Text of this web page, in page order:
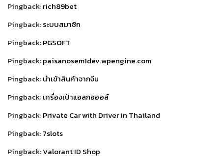
Pingback:rich89bet
Pingback:ระบบสมาชิก
Pingback:PGSOFT
Pingback:paisanosem1dev.wpengine.com
Pingback:นำเข้าสินค้าจากจีน
Pingback:เครื่องเป่าแอลกอฮอล์
Pingback:Private Car with Driver in Thailand
Pingback:7slots
Pingback:Valorant ID Shop